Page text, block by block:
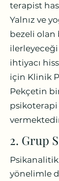
terapist
Yalnız ve
bezeli olan
ihtiyacı
için Klinik
Pekçetin
psikoterapi
2. Grup
yönelimle